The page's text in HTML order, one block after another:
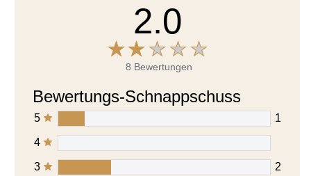
2.0
8 Bewertungen
Bewertungs-Schnappschuss
5 1
4
3 2